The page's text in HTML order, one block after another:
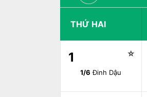
THỨ HAI
1 ☆
1/6 Đinh Dậu